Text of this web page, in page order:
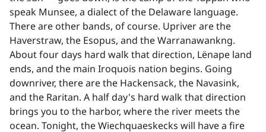
speak Munsee, a dialect of the Delaware language.
There are other bands, of course. Upriver are the
Haverstraw, the Esopus, and the Warranawankng.
About four days hard walk that direction, Lënape land
ends, and the main Iroquois nation begins. Going
downriver, there are the Hackensack, the Navasink,
and the Raritan. A half day's hard walk that direction
brings you to the harbor, where the river meets the
ocean. Tonight, the Wiechquaeskecks will have a fire